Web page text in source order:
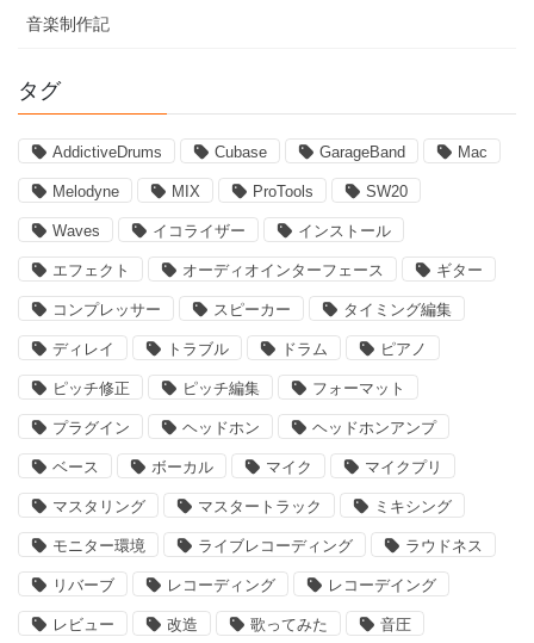
音楽制作記
タグ
AddictiveDrums Cubase GarageBand Mac
Melodyne MIX ProTools SW20
Waves イコライザー インストール
エフェクト オーディオインターフェース ギター
コンプレッサー スピーカー タイミング編集
ディレイ トラブル ドラム ピアノ
ピッチ修正 ピッチ編集 フォーマット
プラグイン ヘッドホン ヘッドホンアンプ
ベース ボーカル マイク マイクプリ
マスタリング マスタートラック ミキシング
モニター環境 ライブレコーディング ラウドネス
リバーブ レコーディング レコーデイング
レビュー 改造 歌ってみた 音圧